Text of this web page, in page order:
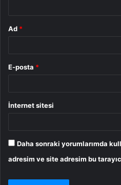
Ad *
E-posta *
İnternet sitesi
Daha sonraki yorumlarımda
adresim ve site adresim bu